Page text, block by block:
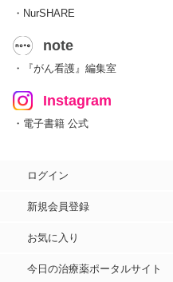
・NurSHARE
note
・『がん看護』編集室
Instagram
・電子書籍 公式
ログイン
新規会員登録
お気に入り
今日の治療薬ポータルサイト